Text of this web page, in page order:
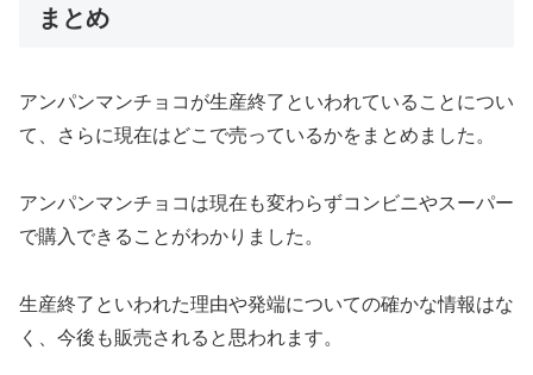
まとめ
アンパンマンチョコが生産終了といわれていることについ
て、さらに現在はどこで売っているかをまとめました。
アンパンマンチョコは現在も変わらずコンビニやスーパー
で購入できることがわかりました。
生産終了といわれた理由や発端についての確かな情報はな
く、今後も販売されると思われます。